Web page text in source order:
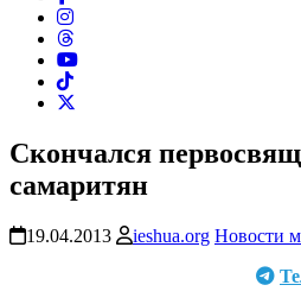
Скончался
самаритян
19.04.2013 ieshua.org Новости